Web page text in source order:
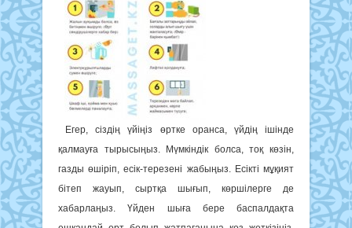
Егер, сіздің үйіңіз өртке оранса, үйдің ішінде
қалмауға тырысыңыз. Мүмкіндік болса, тоқ көзін,
газды өшіріп, есік-терезені жабыңыз. Есікті мұқият
бітеп жауып, сыртқа шығып, көршілерге де
хабарлаңыз. Үйден шыға бере баспалдақта